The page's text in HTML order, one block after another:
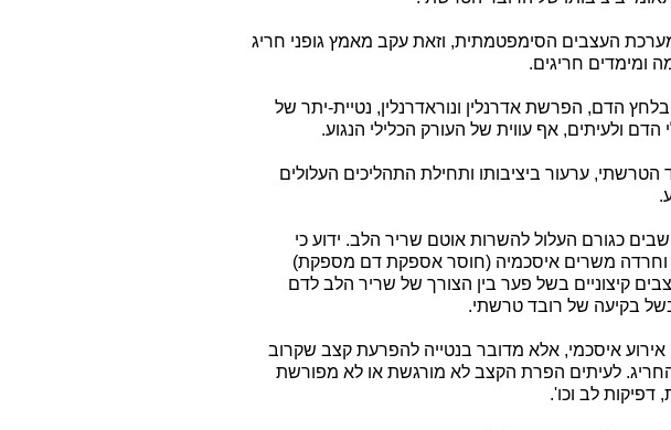
מערכת העצבים הסימפטמתית, וזאת עקב מאמץ גופני חריג
ומימדים חריגים.
הדם, הפרשת אדרנלין ונוראדרנלין, נטיית-יתר של
ולעיתים, אף עווית של העורק הכלילי הנגוע.
ערעור ביציבותו ותחילת התהליכים העלולים
כגורם העלול להשרות אוטם שריר הלב. ידוע כי
וחרדה משרים איסכמיה (חוסר אספקת דם מספקת)
קיצוניים בשל פער בין הצורך של שריר הלב לדם
בקיעה של רובד טרשתי.
אירוע איסכמי, אלא מדובר בנטייה להפרעת קצב שקרוב
החריג. לעיתים הפרת הקצב לא מורגשת או לא מפורשת
לב וכו'.